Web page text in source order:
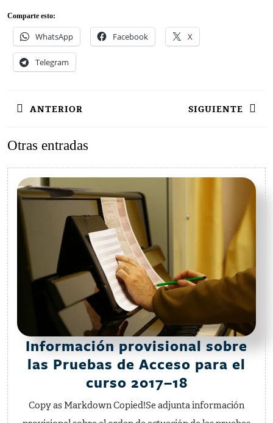
Comparte esto:
WhatsApp Facebook X
Telegram
de
ANTERIOR
anterior:
SIGUIENTE
Otras entradas
Información provisional sobre
las Pruebas de Acceso para el
curso 2017–18
provisional
sobre
Copy as Markdown Copied!Se adjunta información